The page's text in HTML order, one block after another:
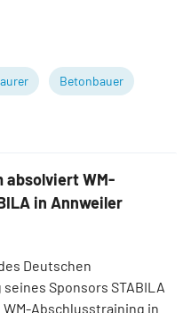
Betonbauer
absolviert WM-
in Annweiler
Deutschen
Sponsors STABILA
Abschlusstraining in